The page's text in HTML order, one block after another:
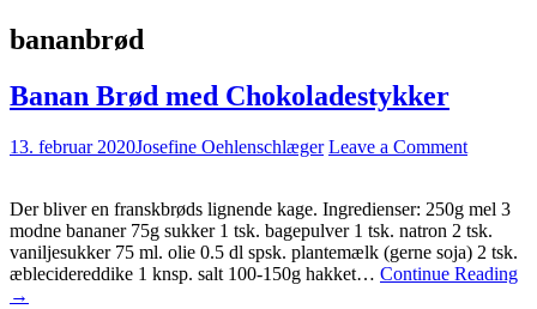
bananbrød
Banan Brød med Chokoladestykker
13. februar 2020Josefine Oehlenschlæger Leave a Comment
Der bliver en franskbrøds lignende kage. Ingredienser: 250g mel 3
modne bananer 75g sukker 1 tsk. bagepulver 1 tsk. natron 2 tsk.
vaniljesukker 75 ml. olie 0.5 dl spsk. plantemælk (gerne soja) 2 tsk.
æblecidereddike 1 knsp. salt 100-150g hakket… Continue Reading
→